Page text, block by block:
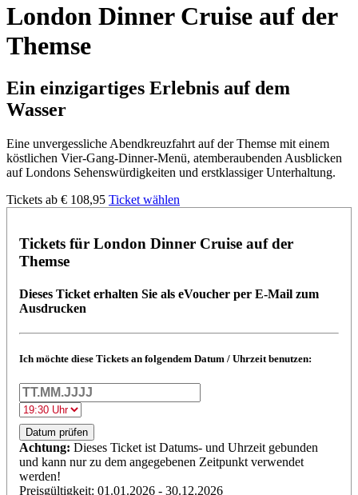
London Dinner Cruise auf der
Themse
Ein einzigartiges Erlebnis auf dem
Wasser
Eine unvergessliche Abendkreuzfahrt auf der Themse mit einem
köstlichen Vier-Gang-Dinner-Menü, atemberaubenden Ausblicken
auf Londons Sehenswürdigkeiten und erstklassiger Unterhaltung.
Tickets ab € 108,95 Ticket wählen
Tickets für London Dinner Cruise auf der
Themse
Dieses Ticket erhalten Sie als eVoucher per E-Mail zum
Ausdrucken
Ich möchte diese Tickets an folgendem Datum / Uhrzeit benutzen:
Datum prüfen
Achtung: Dieses Ticket ist Datums- und Uhrzeit gebunden
und kann nur zu dem angegebenen Zeitpunkt verwendet
werden!
Preisgültigkeit: 01.01.2026 - 30.12.2026